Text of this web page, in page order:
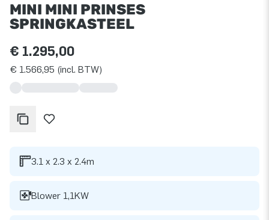
MINI MINI PRINSES
SPRINGKASTEEL
€ 1.295,00
€ 1.566,95 (incl. BTW)
3.1 x 2.3 x 2.4m
Blower 1,1KW